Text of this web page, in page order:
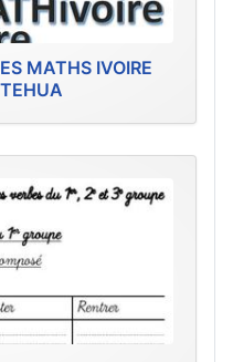
MATHS IVOIRE